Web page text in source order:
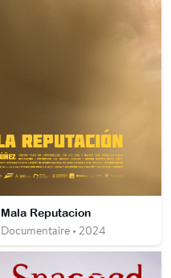
Mala Reputacion
Documentaire • 2024